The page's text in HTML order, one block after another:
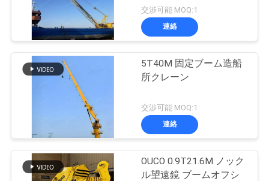
ーゼルエンジン搭載
交渉可能 MOQ:1
連絡
5T40M 固定ブーム造船
所クレーン
交渉可能 MOQ:1
連絡
OUCO 0.9T21.6M ノック
ル望遠鏡 ブームオフシ